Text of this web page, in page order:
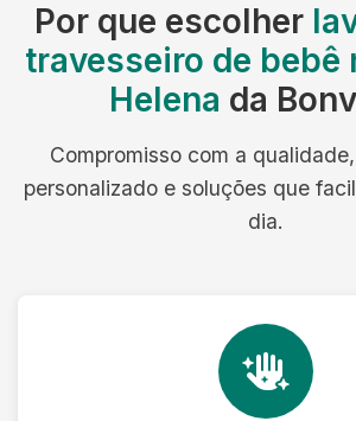
Por que escolher
travesseiro de bebê
Helena da
Compromisso com a
personalizado e soluções que
dia.